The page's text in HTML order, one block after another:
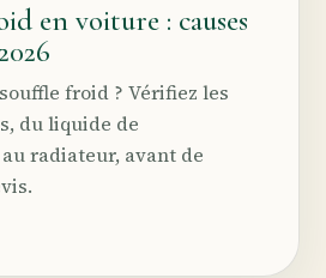
en voiture : causes
froid ? Vérifiez les
du liquide de
radiateur, avant de